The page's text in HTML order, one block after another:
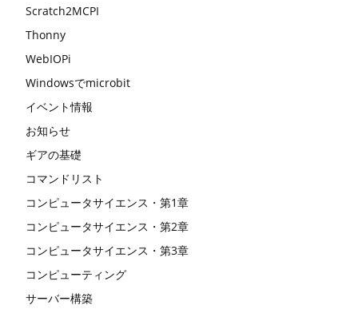
Scratch2MCPI
Thonny
WebIOPi
Windowsでmicrobit
イベント情報
お知らせ
ギアの基礎
コマンドリスト
コンピュータサイエンス・第1章
コンピュータサイエンス・第2章
コンピュータサイエンス・第3章
コンピューティング
サーバー構築